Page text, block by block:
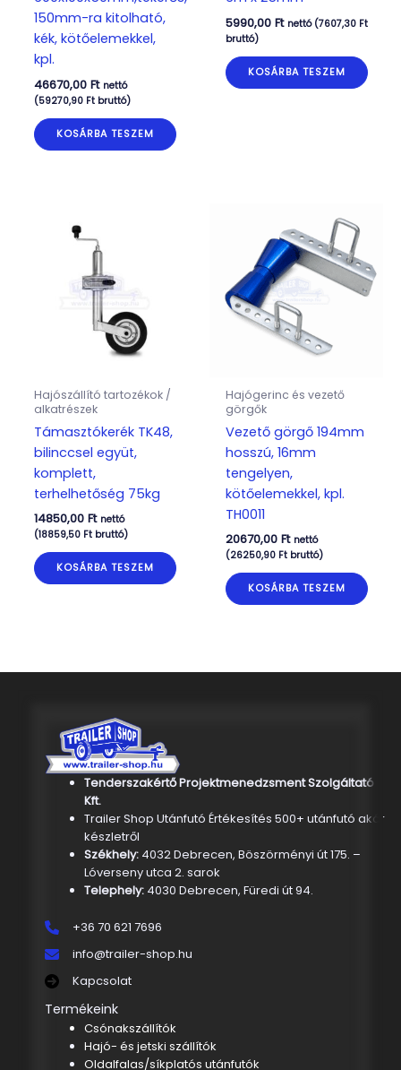
150mm-ra kitolható,
kék, kötőelemekkel,
kpl.
46670,00 Ft nettó
(59270,90 Ftbruttó)
KOSÁRBA TESZEM
5990,00 Ft nettó (7607,30 Ft
bruttó)
KOSÁRBA TESZEM
Hajószállító tartozékok /
alkatrészek
Támasztókerék TK48,
bilinccsel együt,
komplett,
terhelhetőség 75kg
14850,00 Ft nettó
(18859,50 Ftbruttó)
KOSÁRBA TESZEM
Hajógerinc és vezető
görgők
Vezető görgő 194mm
hosszú, 16mm
tengelyen,
kötőelemekkel, kpl.
TH0011
20670,00 Ft nettó
(26250,90 Ftbruttó)
KOSÁRBA TESZEM
Tenderszakértő Projektmenedzsment Szolgáltató
Kft.
Trailer Shop Utánfutó Értékesítés 500+ utánfutó akár
készletről
Székhely: 4032 Debrecen, Böszörményi út 175. –
Lóverseny utca 2. sarok
Telephely:4030 Debrecen, Füredi út 94.
+36 70 621 7696
info@trailer-shop.hu
Kapcsolat
Termékeink
Csónakszállítók
Hajó- és jetski szállítók
Oldalfalas/síkplatós utánfutók